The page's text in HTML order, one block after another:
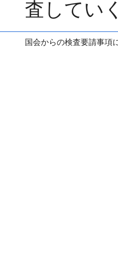
査してい
国会からの検査要請事項